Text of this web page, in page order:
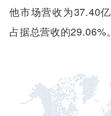
他市场营收为37.40
占据总营收的29.06%。